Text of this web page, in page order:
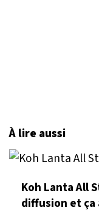
À lire aussi
Koh Lanta All
diffusion et